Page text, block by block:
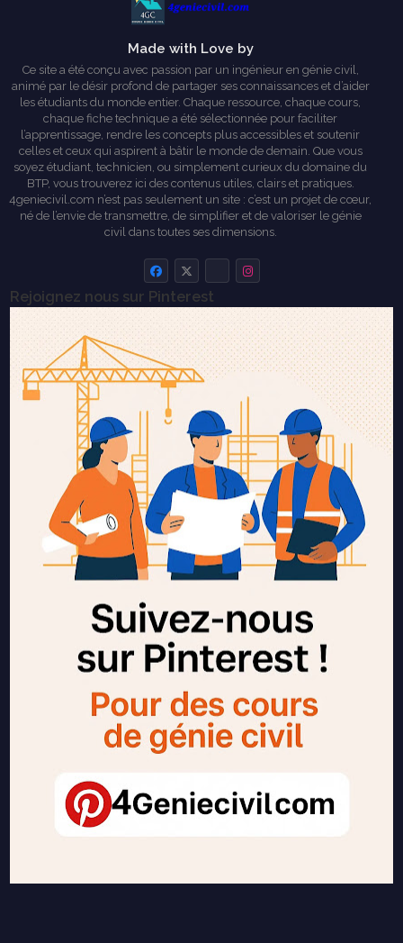
Made with Love by
Ce site a été conçu avec passion par un ingénieur en génie civil,
animé par le désir profond de partager ses connaissances et d’aider
les étudiants du monde entier. Chaque ressource, chaque cours,
chaque fiche technique a été sélectionnée pour faciliter
l’apprentissage, rendre les concepts plus accessibles et soutenir
celles et ceux qui aspirent à bâtir le monde de demain. Que vous
soyez étudiant, technicien, ou simplement curieux du domaine du
BTP, vous trouverez ici des contenus utiles, clairs et pratiques.
4geniecivil.com n’est pas seulement un site : c’est un projet de cœur,
né de l’envie de transmettre, de simplifier et de valoriser le génie
civil dans toutes ses dimensions.
Rejoignez nous sur Pinterest